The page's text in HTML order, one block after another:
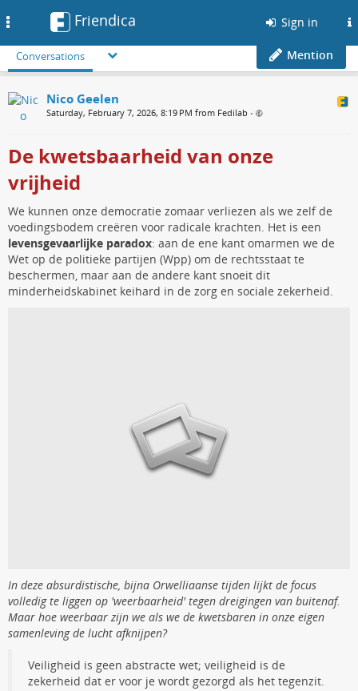
Friendica Sign in
Conversations Mention
Nico Geelen
Saturday, February 7, 2026, 8:19 PM from Fedilab •
De kwetsbaarheid van onze
vrijheid
We kunnen onze democratie zomaar verliezen als we zelf de
voedingsbodem creëren voor radicale krachten. Het is een
levensgevaarlijke paradox: aan de ene kant omarmen we de
Wet op de politieke partijen (Wpp) om de rechtsstaat te
beschermen, maar aan de andere kant snoeit dit
minderheidskabinet keihard in de zorg en sociale zekerheid.
In deze absurdistische, bijna Orwelliaanse tijden lijkt de focus
volledig te liggen op 'weerbaarheid' tegen dreigingen van buitenaf.
Maar hoe weerbaar zijn we als we de kwetsbaren in onze eigen
samenleving de lucht afknijpen?
Veiligheid is geen abstracte wet; veiligheid is de
zekerheid dat er voor je wordt gezorgd als het tegenzit.